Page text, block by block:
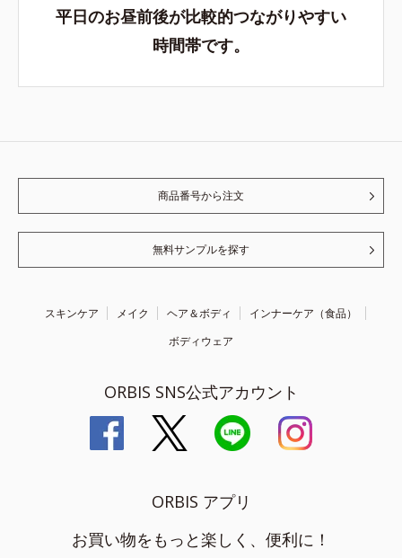
平日のお昼前後が比較的つながりやすい
時間帯です。
商品番号から注文
無料サンプルを探す
スキンケア メイク ヘア＆ボディ
インナーケア（食品）
ボディウェア
ORBIS SNS公式アカウント
ORBIS アプリ
お買い物をもっと楽しく、便利に！